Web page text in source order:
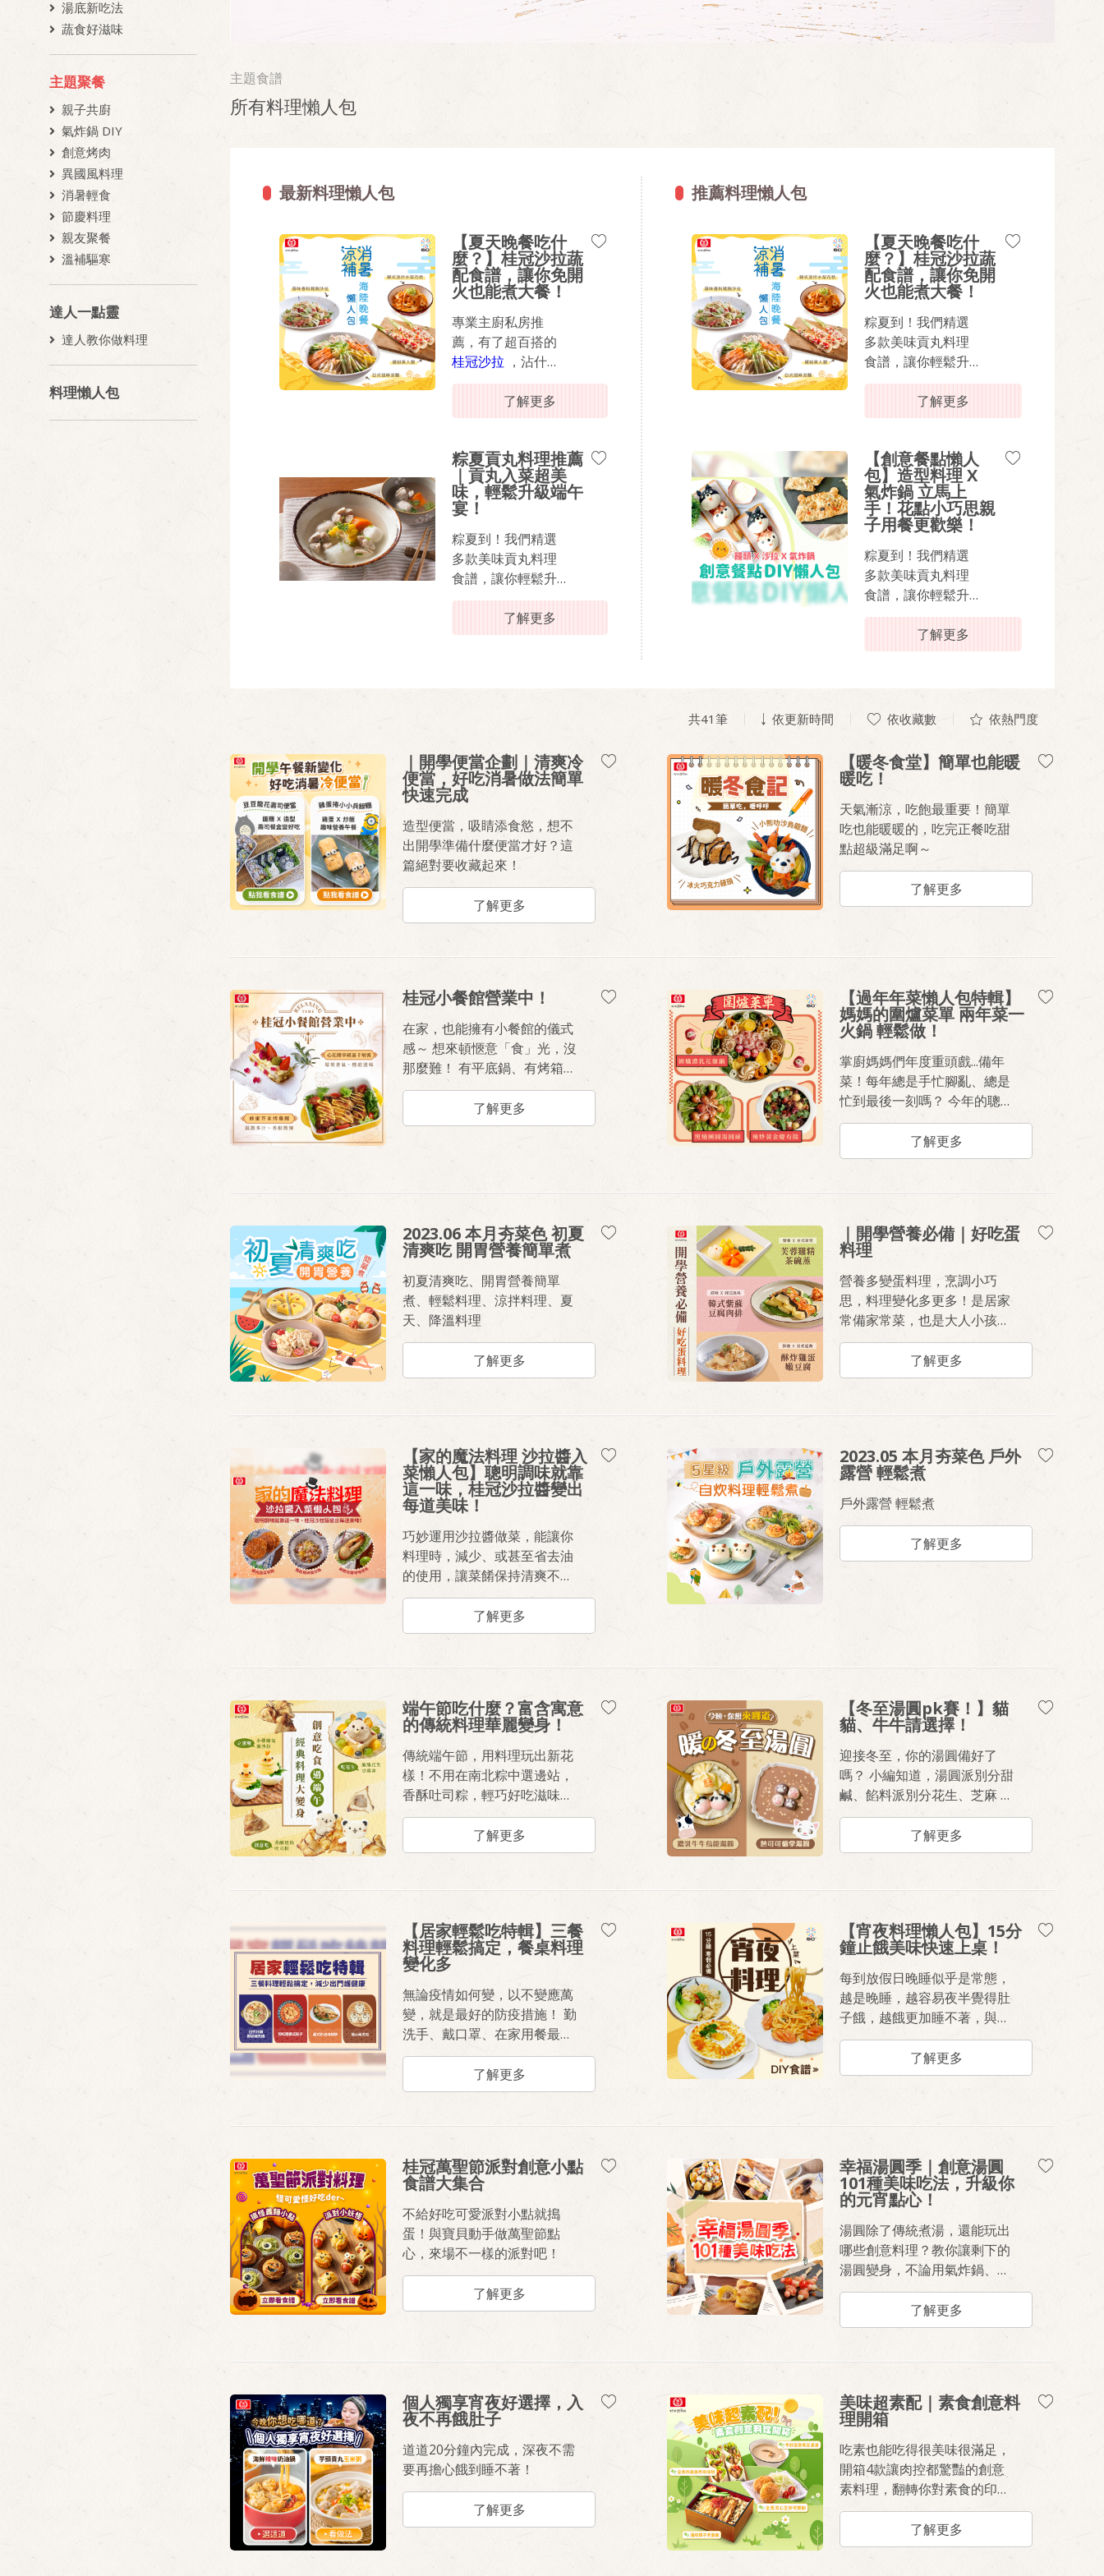
湯底新吃法
蔬食好滋味
主題聚餐
親子共廚
氣炸鍋 DIY
創意烤肉
異國風料理
消暑輕食
節慶料理
親友聚餐
溫補驅寒
達人一點靈
達人教你做料理
料理懶人包
主題食譜
所有料理懶人包
最新料理懶人包
【夏天晚餐吃什
麼？】桂冠沙拉蔬
配食譜，讓你免開
火也能煮大餐！
專業主廚私房推
薦，有了超百搭的
桂冠沙拉 ，沾什麼
都超蔬配！
跟著桂冠主廚輕鬆
套【夏日海陸晚餐
懶人包】把沙拉醬
變身萬用調味料，
其香甜滑順的質地
能鎖定食材鮮甜，
用桂冠沙拉讓家中
小朋友對蔬菜大改
觀！​
從「百香果涼拌南
餐變簡單了，省下
的時間更能陪家人
好好說頓飯。
你可能也會喜歡：
超人氣早餐推薦
【超簡單蛋沙拉做
法】3步驟打造飯店
級綿密口感！
了解更多
粽夏貢丸料理推薦
｜貢丸入菜超美
味，輕鬆升級端午
宴！
粽夏到！我們精選
多款美味貢丸料理
食譜，讓你輕鬆升
級端午盛宴！無論
是搭配粽子，還是
作為清爽夏日餐
了解更多
推薦料理懶人包
【夏天晚餐吃什
麼？】桂冠沙拉蔬
配食譜，讓你免開
火也能煮大餐！
粽夏到！我們精選
多款美味貢丸料理
食譜，讓你輕鬆升
級端午盛宴！無論
是搭配粽子，還是
作為清爽夏日餐
料理都能讓你的餐
桌充滿丸美驚喜！
了解更多
【創意餐點懶人
包】造型料理 X
氣炸鍋 立馬上
手！花點小巧思親
子用餐更歡樂！
粽夏到！我們精選
多款美味貢丸料理
食譜，讓你輕鬆升
級端午盛宴！無論
是搭配粽子，還是
作為清爽夏日餐
料理都能讓你的餐
桌充滿丸美驚喜！
了解更多
共41 筆 依更新時間 依收藏數 依熱門度
｜開學便當企劃｜清爽冷
便當，好吃消暑做法簡單
快速完成
造型便當，吸睛添食慾，想不
出開學準備什麼便當才好？這
篇絕對要收藏起來！
了解更多
【暖冬食堂】簡單也能暖
暖吃！
天氣漸涼，吃飽最重要！簡單
吃也能暖暖的，吃完正餐吃甜
點超級滿足啊～
了解更多
桂冠小餐館營業中！
在家，也能擁有小餐館的儀式
感～ 想來頓愜意「食」光，沒
那麼難！ 有平底鍋、有烤箱
在家就能簡單動手做
了解更多
【過年年菜懶人包特輯】
媽媽的圍爐菜單 兩年菜一
火鍋 輕鬆做！
掌廚媽媽們年度重頭戲...備年
菜！每年總是手忙腳亂、總是
忙到最後一刻嗎？ 今年的聰明
備菜點子，就交給桂冠小編來
幫你解決吧！準備三道經典年
菜食譜《圍爐濃乳花佃鍋》、
料理省時不費心！
了解更多
2023.06 本月夯菜色 初夏
清爽吃 開胃營養簡單煮
初夏清爽吃、開胃營養簡單
煮、輕鬆料理、涼拌料理、夏
天、降溫料理
了解更多
｜開學營養必備｜好吃蛋
料理
營養多變蛋料理，烹調小巧
思，料理變化多更多！是居家
常備家常菜，也是大人小孩都
愛的經典料理。
了解更多
【家的魔法料理 沙拉醬入
菜懶人包】聰明調味就靠
這一味，桂冠沙拉醬變出
每道美味！
巧妙運用沙拉醬做菜，能讓你
料理時，減少、或甚至省去油
的使用，讓菜餚保持清爽不油
膩；沙拉醬大多有含醋，能讓
肉質加快軟化，用來醃肉即可
取代準備醃料的繁瑣程序，讓
色，讓味道更豐富、口感滑順
有層次，直接省去瓶瓶罐罐的
調味準備，輕鬆就能做出最美
味的料理。
了解更多
2023.05 本月夯菜色 戶外
露營 輕鬆煮
戶外露營 輕鬆煮
了解更多
端午節吃什麼？富含寓意
的傳統料理華麗變身！
傳統端午節，用料理玩出新花
樣！不用在南北粽中選邊站，
香酥吐司粽，輕巧好吃滋味
讚！更多經典吃食變化，讓一
樣的端午，更多的餐桌話題讓
親子間好好聊一聊。
了解更多
【冬至湯圓pk賽！】貓
貓、牛牛請選擇！
迎接冬至，你的湯圓備好了
嗎？ 小編知道，湯圓派別分甜
鹹、餡料派別分花生、芝麻 所
以一次準備好給你們啦！ 趕緊
備好湯圓、收藏好食譜 回家暖
暖過冬至！
了解更多
【居家輕鬆吃特輯】三餐
料理輕鬆搞定，餐桌料理
變化多
無論疫情如何變，以不變應萬
變，就是最好的防疫措施！ 勤
洗手、戴口罩、在家用餐最安
心～ 不知道該煮什麼？煮婦煮
夫們的神隊友...小編登場！ 異
國料理創意做，三兩下風味料
了解更多
【宵夜料理懶人包】15分
鐘止餓美味快速上桌！
每到放假日晚睡似乎是常態，
越是晚睡，越容易夜半覺得肚
子餓，越餓更加睡不著，與其
吃吃洋芋片、油膩炸物填胃，
準備熱食飯麵料理給家人吃更
安心。15分鐘時間，使用輕鬆
《奶油培根焗蛋義大利麵》、
《紅油抄手麵佐貢丸魚蛋
湯》。
了解更多
桂冠萬聖節派對創意小點
食譜大集合
不給好吃可愛派對小點就搗
蛋！與寶貝動手做萬聖節點
心，來場不一樣的派對吧！
了解更多
幸福湯圓季｜創意湯圓
101種美味吃法，升級你
的元宵點心！
湯圓除了傳統煮湯，還能玩出
哪些創意料理？教你讓剩下的
湯圓變身，不論用氣炸鍋、鬆
餅機，還是搭配吐司、酥皮，
創造外酥內Q、層次豐富的多
元吃法，帶你體驗湯圓口感的
了解更多
個人獨享宵夜好選擇，入
夜不再餓肚子
道道20分鐘內完成，深夜不需
要再擔心餓到睡不著！
了解更多
美味超素配｜素食創意料
理開箱
吃素也能吃得很美味很滿足，
開箱4款讓肉控都驚豔的創意
素料理，翻轉你對素食的印
象。
了解更多